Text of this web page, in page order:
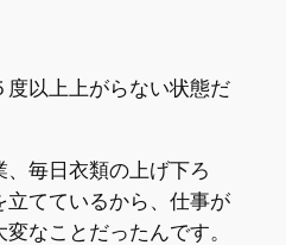
度以上上がらない状態だ
毎日衣類の上げ下ろ
立てているから、仕事が
なことだったんです。